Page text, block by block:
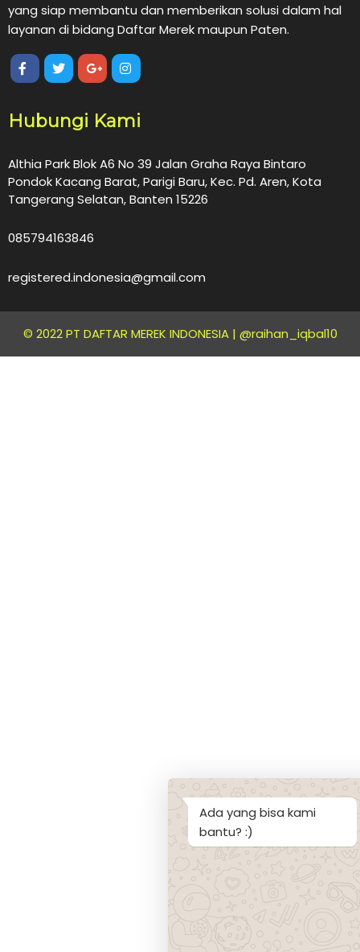
yang siap membantu dan memberikan solusi dalam hal
layanan di bidang Daftar Merek maupun Paten.
Hubungi Kami
Althia Park Blok A6 No 39 Jalan Graha Raya Bintaro
Pondok Kacang Barat, Parigi Baru, Kec. Pd. Aren, Kota
Tangerang Selatan, Banten 15226
085794163846
registered.indonesia@gmail.com
© 2022 PT DAFTAR MEREK INDONESIA | @raihan_iqbal10
Ada yang bisa kami
bantu? :)